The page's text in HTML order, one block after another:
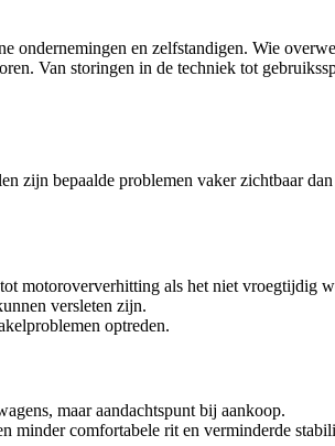
en zelfstandigen. Wie
Van storingen in de techniek tot
zijn bepaalde problemen vaker zichtbaar
motoroververhitting als het niet vroegtijdig
versleten zijn.
optreden.
maar aandachtspunt bij aankoop.
minder comfortabele rit en verminderde